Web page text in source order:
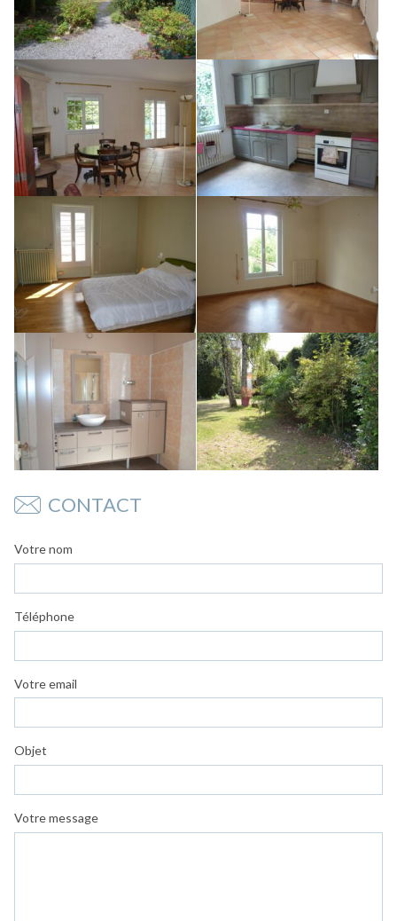
CONTACT
Votre nom
Téléphone
Votre email
Objet
Votre message